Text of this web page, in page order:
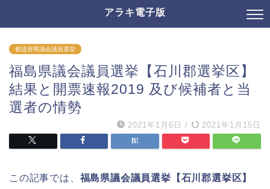
アラキ電子版
都道府県議会議員選挙
福島県議会議員選挙【石川郡選挙区】
結果と開票速報2019 及び候補者と当
選者の情勢
2021年1月6日 / 2021年1月15日
この記事では、 福島県議会議員選挙【石川郡選挙区】